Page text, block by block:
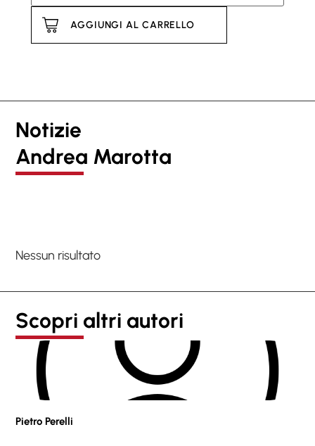
AGGIUNGI AL CARRELLO
Notizie
Andrea Marotta
Nessun risultato
Scopri altri autori
Pietro Perelli